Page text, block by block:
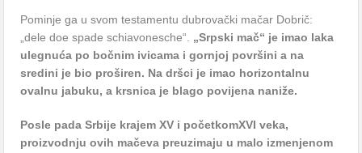
Pominje ga u svom testamentu dubrovački mačar Dobrič:
„dele doe spade schiavonesche“. „Srpski mač“ je imao laka
ulegnuća po bočnim ivicama i gornjoj površini a na
sredini je bio proširen. Na dršci je imao horizontalnu
ovalnu jabuku, a krsnica je blago povijena naniže.
Posle pada Srbije krajem XV i početkomXVI veka,
proizvodnju ovih mačeva preuzimaju u malo izmenjenom